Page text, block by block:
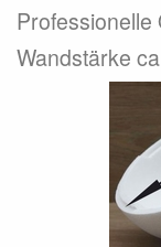
Professionelle
Wandstärke